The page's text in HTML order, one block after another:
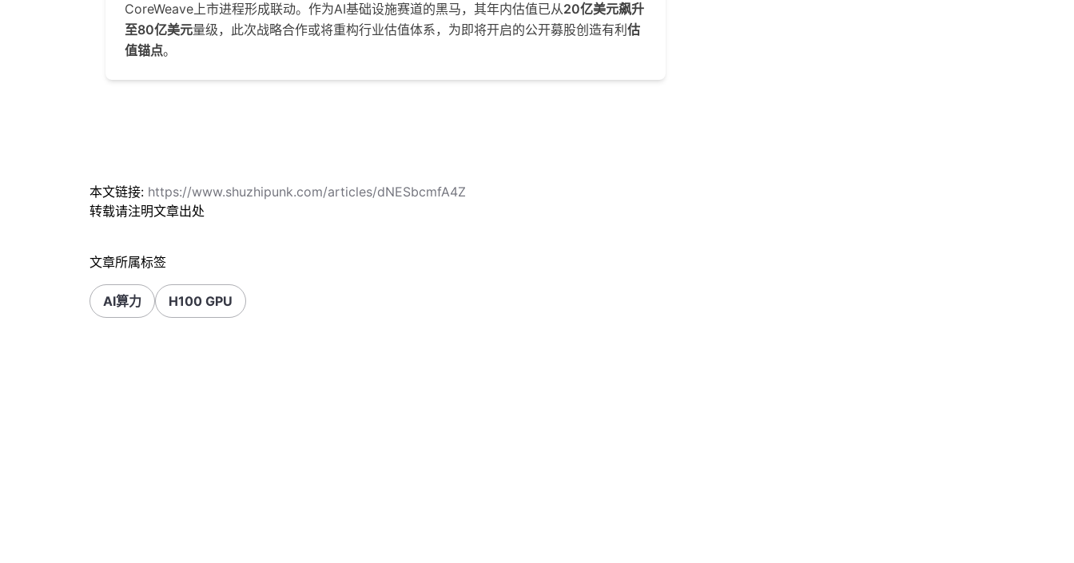
CoreWeave上市进程形成联动。作为AI基础设施赛道的黑马，其年内估值已从20亿美元飙升
至80亿美元量级，此次战略合作或将重构行业估值体系，为即将开启的公开募股创造有利 估
值锚点。
本文链接: https://www.shuzhipunk.com/articles/dNESbcmfA4Z
转载请注明文章出处
文章所属标签
AI算力 H100 GPU